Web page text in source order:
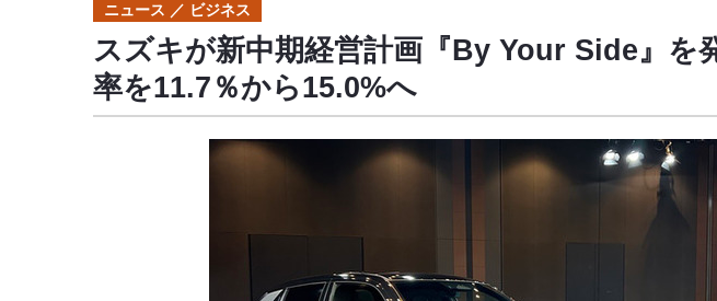
スズキが新中期経営計画『By Your Side』を
率を11.7％から15.0%へ
ニュース ビジネス